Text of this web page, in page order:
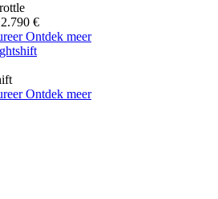
€
Ontdek meer
Ontdek meer